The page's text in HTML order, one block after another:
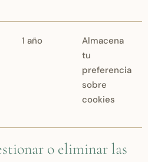
1 año
Almacena
tu
preferencia
sobre
cookies
o eliminar las